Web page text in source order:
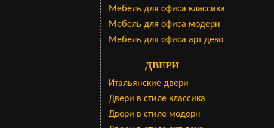
Мебель для офиса классика
Мебель для офиса модерн
Мебель для офиса арт деко
ДВЕРИ
Итальянские двери
Двери в стиле классика
Двери в стиле модерн